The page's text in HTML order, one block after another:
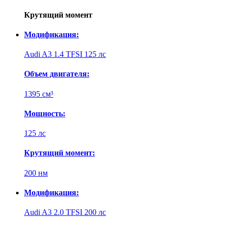
Крутящий момент
Модификация:
Audi A3 1.4 TFSI 125 лс
Объем двигателя:
1395 см³
Мощность:
125 лс
Крутящий момент:
200 нм
Модификация:
Audi A3 2.0 TFSI 200 лс